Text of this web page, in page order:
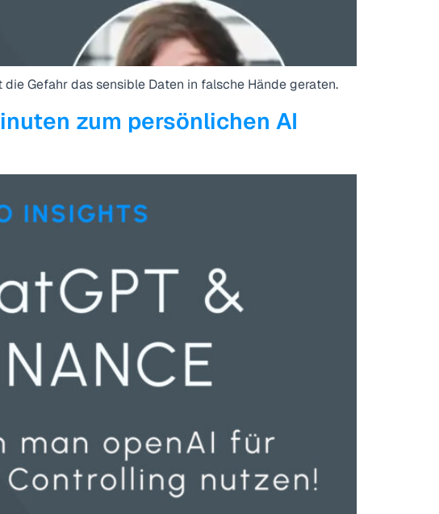
Gefahr das sensible Daten in falsche Hände geraten.
zum persönlichen AI